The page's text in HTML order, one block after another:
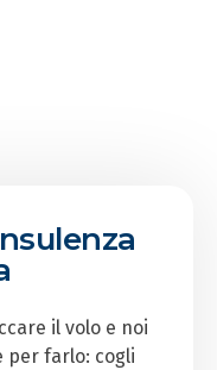
il volo e noi
per farlo: cogli